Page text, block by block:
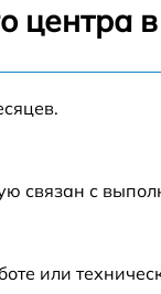
от 60 мин
центра
связан с
или